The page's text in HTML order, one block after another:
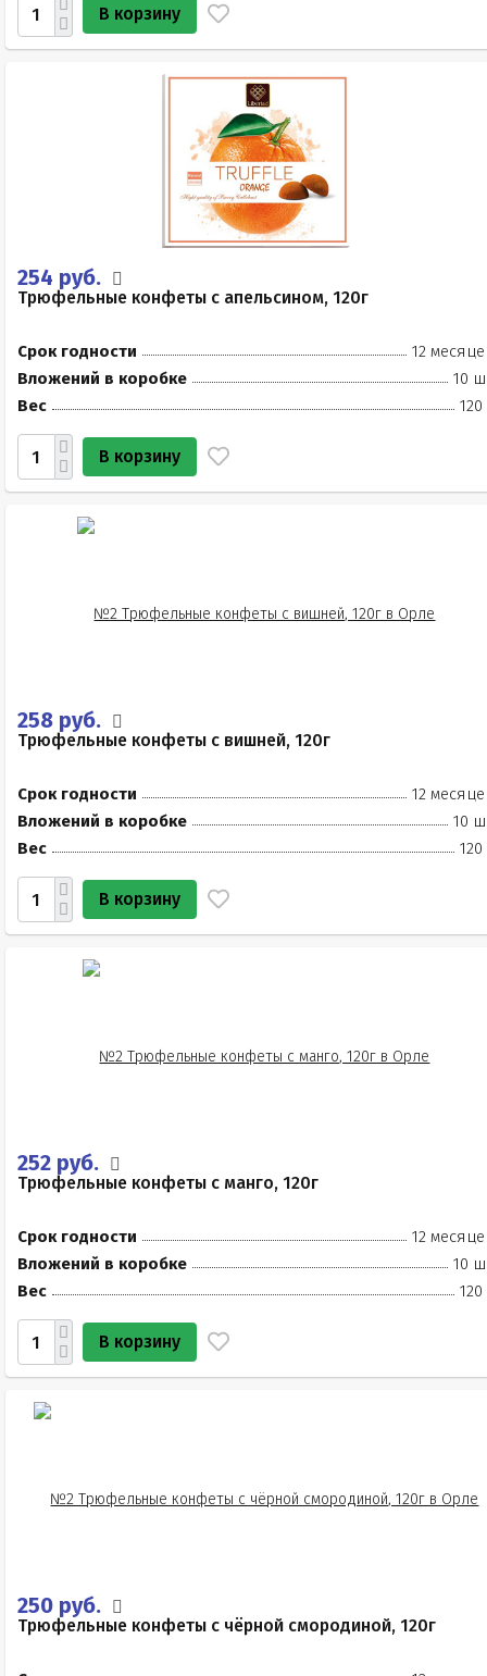
В корзину
254 руб.
Трюфельные конфеты с апельсином, 120г
Срок годности
12
Вложений в коробке
10
Вес
120
В корзину
258 руб.
Трюфельные конфеты с вишней, 120г
Срок годности
12
Вложений в коробке
10
Вес
120
В корзину
252 руб.
Трюфельные конфеты с манго, 120г
Срок годности
12
Вложений в коробке
10
Вес
120
В корзину
250 руб.
Трюфельные конфеты с чёрной смородиной, 120г